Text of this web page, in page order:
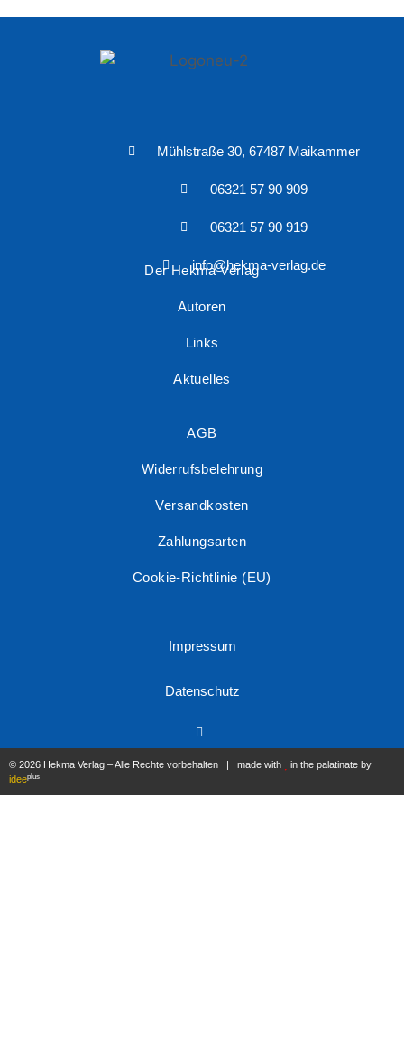
Mühlstraße 30, 67487 Maikammer
06321 57 90 909
06321 57 90 919
info@hekma-verlag.de
Der Hekma Verlag
Autoren
Links
Aktuelles
AGB
Widerrufsbelehrung
Versandkosten
Zahlungsarten
Cookie-Richtlinie (EU)
Impressum
Datenschutz
© 2026 Hekma Verlag – Alle Rechte vorbehalten | made with
in the palatinate by
ideeplus